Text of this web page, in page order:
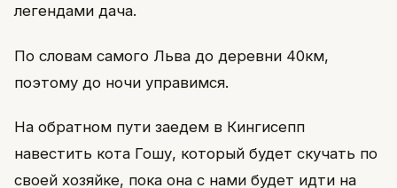
легендами дача.
По словам самого Льва до деревни 40км,
поэтому до ночи управимся.
На обратном пути заедем в Кингисепп
навестить кота Гошу, который будет скучать по
своей хозяйке, пока она с нами будет идти на